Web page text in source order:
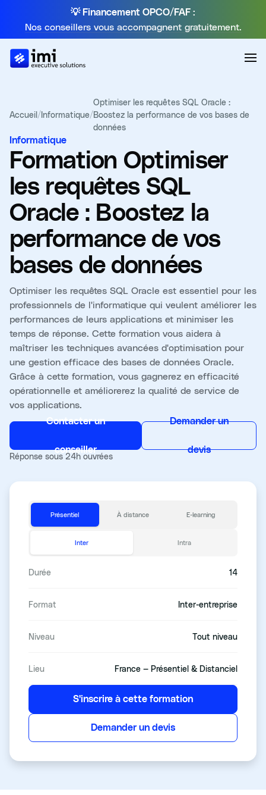
💡 Financement OPCO/FAF :
Nos conseillers vous accompagnent gratuitement.
Accueil/Informatique/
Optimiser les requêtes SQL Oracle :
Boostez la performance de vos bases de
données
Informatique
Formation Optimiser
les requêtes SQL
Oracle : Boostez la
performance de vos
bases de données
Optimiser les requêtes SQL Oracle est essentiel pour les
professionnels de l'informatique qui veulent améliorer les
performances de leurs applications et minimiser les
temps de réponse. Cette formation vous aidera à
maîtriser les techniques avancées d'optimisation pour
une gestion efficace des bases de données Oracle.
Grâce à cette formation, vous gagnerez en efficacité
opérationnelle et améliorerez la qualité de service de
vos applications.
Contacter un
conseiller
Demander un
devis
Réponse sous 24h ouvrées
Présentiel À distance E-learning
Inter Intra
Durée 14
Format Inter-entreprise
Niveau Tout niveau
Lieu France — Présentiel & Distanciel
S'inscrire à cette formation
Demander un devis